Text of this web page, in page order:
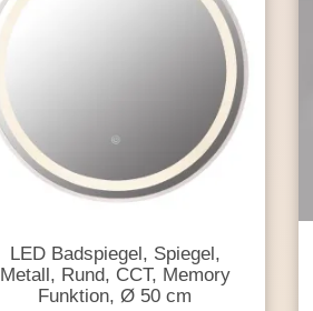
LED Badspiegel, Spiegel,
Metall, Rund, CCT, Memory
Funktion, Ø 50 cm